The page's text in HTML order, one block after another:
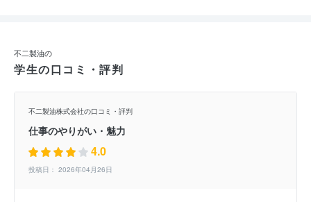
不二製油の
学生の口コミ・評判
不二製油株式会社の口コミ・評判
仕事のやりがい・魅力
4.0
投稿日： 2026年04月26日